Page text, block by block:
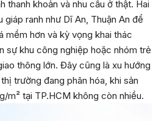
thanh khoản và nhu cầu ở thật. Hai
ranh như Dĩ An, Thuận An để
mềm hơn và kỳ vọng khai thác
sự khu công nghiệp hoặc nhóm trẻ
thông lớn. Đây cũng là xu hướng
trường đang phân hóa, khi sản
m² tại TP.HCM không còn nhiều.